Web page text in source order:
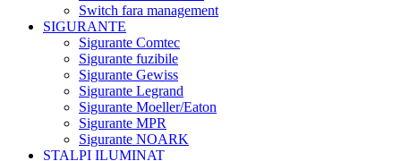
Switch fara management
SIGURANTE
Sigurante Comtec
Sigurante fuzibile
Sigurante Gewiss
Sigurante Legrand
Sigurante Moeller/Eaton
Sigurante MPR
Sigurante NOARK
STALPI ILUMINAT